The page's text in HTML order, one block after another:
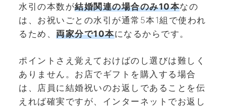
水引の本数が結婚関連の場合のみ10本なの
は、お祝いごとの水引が通常5本1組で使われ
るため、 両家分で10本になるからです。
ポイントさえ覚えておけばのし選びは難しく
ありません。お店でギフトを購入する場合
は、店員に結婚祝いのお返しであることを伝
えれば確実ですが、インターネットでお返し